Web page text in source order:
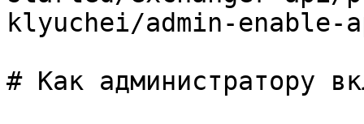
klyuchei/admin-enable-
# Как администратору